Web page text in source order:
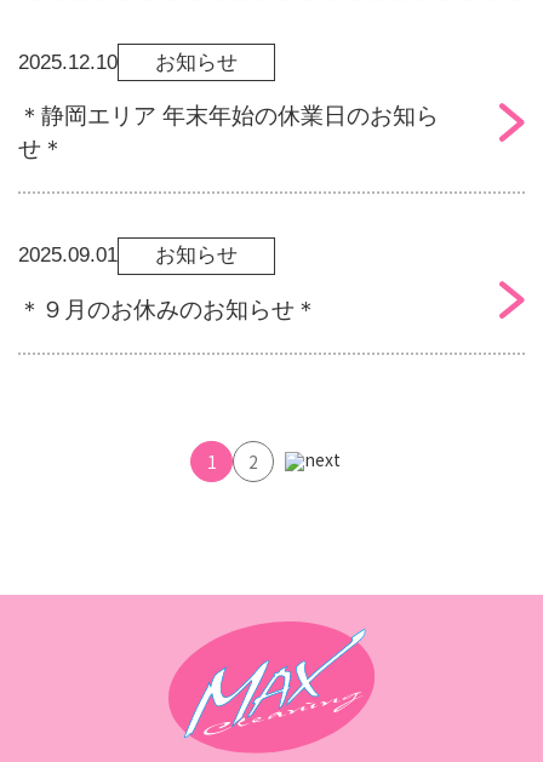
2025.12.10 お知らせ
＊静岡エリア 年末年始の休業日のお知ら
せ＊
2025.09.01 お知らせ
＊９月のお休みのお知らせ＊
1 2